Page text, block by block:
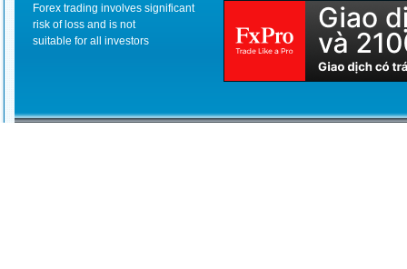
Forex trading involves significant
risk of loss and is not
suitable for all investors